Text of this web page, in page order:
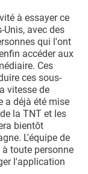
à essayer ce
avec des
qui l'ont
accéder aux
Ces
ces sous-
vitesse de
a déjà été mise
la TNT et les
bientôt
L'équipe de
toute personne
l'application